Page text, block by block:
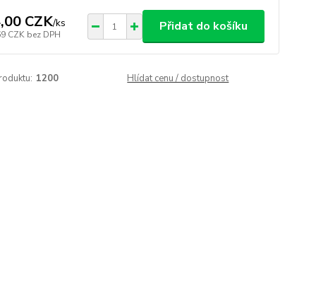
CZK/ks
CZK bez DPH
Přidat do košíku
1200 Hlídat cenu / dostupnost